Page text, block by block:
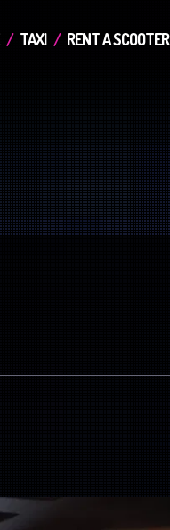
TAXI RENT A SCOOTER